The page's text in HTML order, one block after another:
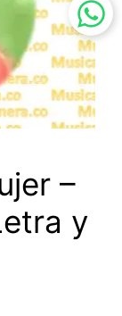
–
y